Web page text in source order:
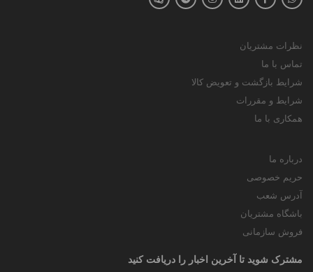
نظرات مشتریان
تماس با ما
شرایط بازگشت و تعویض کالا
شرایط و مقررات
همکاری با ما
درباره ما
حریم خصوصی
آدرس شعب
باشگاه مشتریان
فروش سازمانی
مشترک شوید تا آخرین اخبار را دریافت کنید